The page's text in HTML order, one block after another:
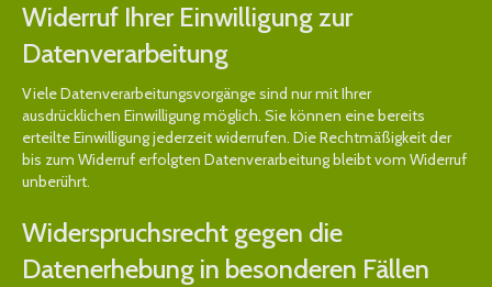
Widerruf Ihrer Einwilligung zur
Datenverarbeitung
Viele Datenverarbeitungsvorgänge sind nur mit Ihrer
ausdrücklichen Einwilligung möglich. Sie können eine bereits
erteilte Einwilligung jederzeit widerrufen. Die Rechtmäßigkeit der
bis zum Widerruf erfolgten Datenverarbeitung bleibt vom Widerruf
unberührt.
Widerspruchsrecht gegen die
Datenerhebung in besonderen Fällen